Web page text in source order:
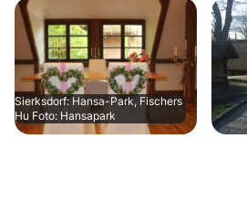
Sierksdorf: Hansa-Park, Fischers
Hu Foto: Hansapark